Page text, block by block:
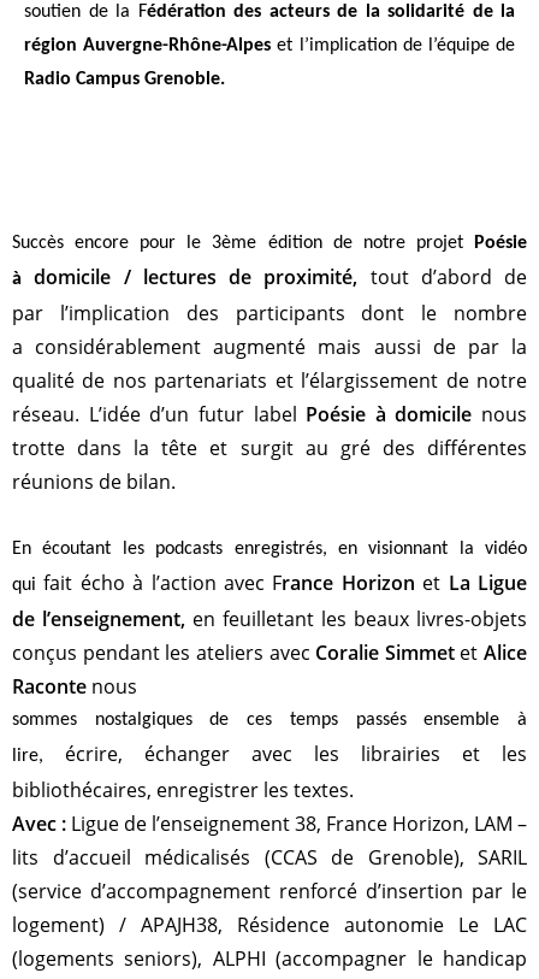
soutien de la Fédération des acteurs de la solidarité de la
région Auvergne-Rhône-Alpes et l’implication de l’équipe de
Radio Campus Grenoble.
Succès encore pour le 3ème édition de notre projet
Poésie
àdomicile / lectures de proximité, tout d’abord de
par l’implication des participants dont le nombre
a considérablement augmenté mais aussi de par la
qualité de nos partenariats et l’élargissement de notre
réseau. L’idée d’un futur label Poésie à domicile nous
trotte dans la tête et surgit au gré des différentes
réunions de bilan.
En écoutant les podcasts enregistrés, en visionnant la vidéo
quifait écho à l’action avec France Horizon et La Ligue
de l’enseignement, en feuilletant les beaux livres-objets
conçus pendant les ateliers avec Coralie Simmetet Alice
Raconte nous
sommes nostalgiques de ces temps passés ensemble à
lire, écrire, échanger avec les librairies et les
bibliothécaires, enregistrer les textes.
Avec : Ligue de l’enseignement 38, France Horizon, LAM –
lits d’accueil médicalisés (CCAS de Grenoble), SARIL
(service d’accompagnement renforcé d’insertion par le
logement) / APAJH38, Résidence autonomie Le LAC
(logements seniors), ALPHI (accompagner le handicap